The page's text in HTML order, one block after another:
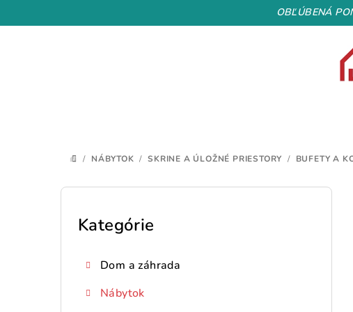
na
OBĽÚBENÁ
DOMOV
/ NÁBYTOK / SKRINE A ÚLOŽNÉ PRIESTORY / BUFETY A
B
Preskočiť
Kategórie
Dom a záhrada
Nábytok